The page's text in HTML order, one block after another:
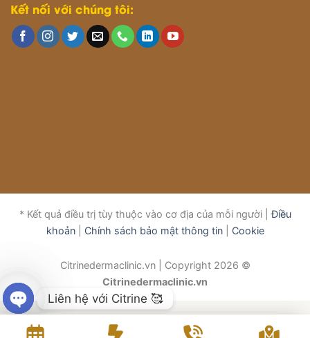
Kết nối với chúng tôi:
* Kết quả điều trị tùy thuộc vào cơ địa của mỗi người |Điều
khoản| Chính sách bảo mật thông tin| Cookie
Citrinedermaclinic.vn | Copyright 2026 ©
Citrinedermaclinic.vn
Liên hệ với Citrine 🥰
OPEN